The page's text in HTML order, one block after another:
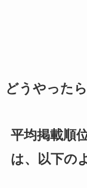
どうやった
平均掲載順
は、以下の